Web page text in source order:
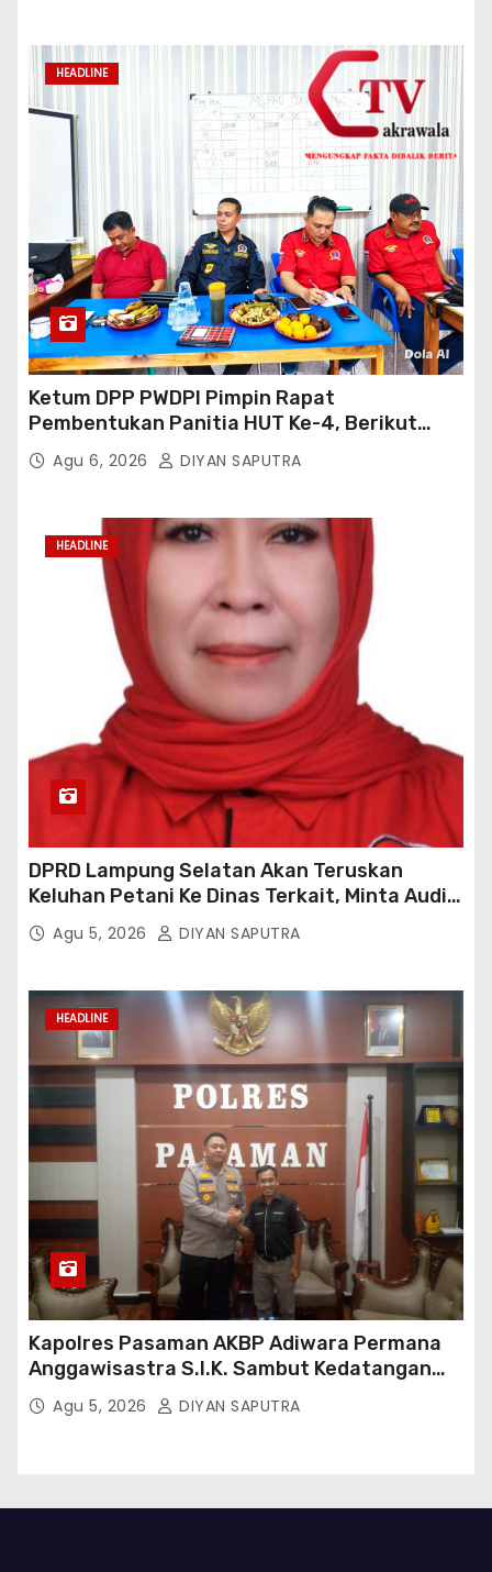
HEADLINE
Ketum DPP PWDPI Pimpin Rapat
Pembentukan Panitia HUT Ke-4, Berikut
Susunan Dan Rangkaian Kegiatannya
Agu 6, 2026 DIYAN SAPUTRA
HEADLINE
DPRD Lampung Selatan Akan Teruskan
Keluhan Petani Ke Dinas Terkait, Minta Audit
Penyaluran Pupuk Bersubsidi Di Desa Budi
Lestari
Agu 5, 2026 DIYAN SAPUTRA
HEADLINE
Kapolres Pasaman AKBP Adiwara Permana
Anggawisastra S.I.K. Sambut Kedatangan
Kepala Cakrawala Tv Sumatera Barat
Agu 5, 2026 DIYAN SAPUTRA